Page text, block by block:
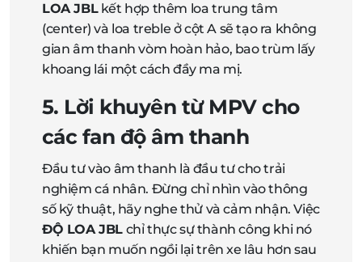
LOA JBLkết hợp thêm loa trung tâm
(center) và loa treble ở cột A sẽ tạo ra không
gian âm thanh vòm hoàn hảo, bao trùm lấy
khoang lái một cách đầy ma mị.
5. Lời khuyên từ MPV cho
các fan độ âm thanh
Đầu tư vào âm thanh là đầu tư cho trải
nghiệm cá nhân. Đừng chỉ nhìn vào thông
số kỹ thuật, hãy nghe thử và cảm nhận. Việc
ĐỘ LOA JBL chỉ thực sự thành công khi nó
khiến bạn muốn ngồi lại trên xe lâu hơn sau